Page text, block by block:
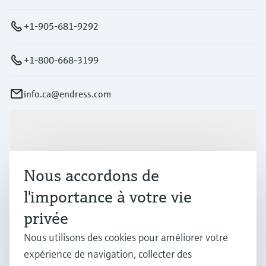
+1-905-681-9292
+1-800-668-3199
info.ca@endress.com
Industries
Support
Société
Nous accordons de
l'importance à votre vie
privée
Nous utilisons des cookies pour améliorer votre
expérience de navigation, collecter des